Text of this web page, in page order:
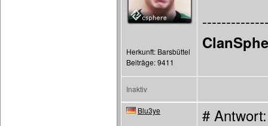
Herkunft: Barsbüttel
Beiträge: 9411
Inaktiv
Blu3ye
#